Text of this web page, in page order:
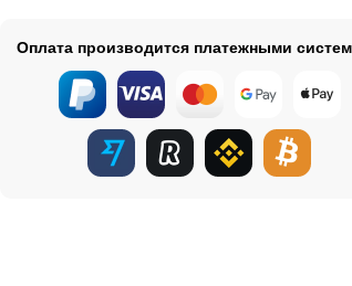
Оплата производится платежными